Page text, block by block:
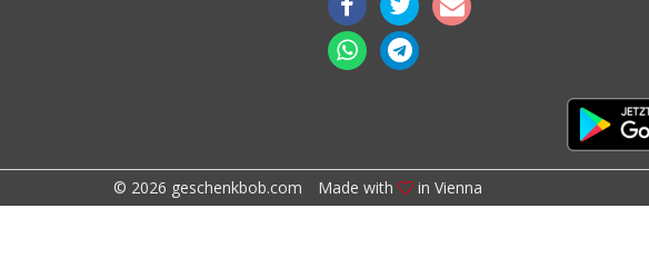
© 2026 geschenkbob.com Made with in Vienna